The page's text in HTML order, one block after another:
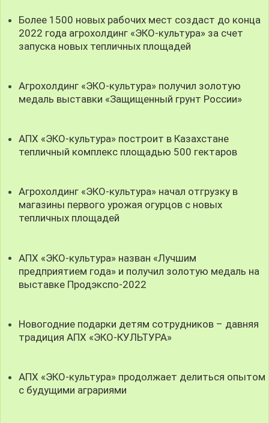
Более 1500 новых рабочих мест создаст до конца
2022 года агрохолдинг «ЭКО-культура» за счет
запуска новых тепличных площадей
Агрохолдинг «ЭКО-культура» получил золотую
медаль выставки «Защищенный грунт России»
АПХ «ЭКО-культура» построит в Казахстане
тепличный комплекс площадью 500 гектаров
Агрохолдинг «ЭКО-культура» начал отгрузку в
магазины первого урожая огурцов с новых
тепличных площадей
АПХ «ЭКО-культура» назван «Лучшим
предприятием года» и получил золотую медаль на
выставке Продэкспо-2022
Новогодние подарки детям сотрудников – давняя
традиция АПХ «ЭКО-КУЛЬТУРА»
АПХ «ЭКО-культура» продолжает делиться опытом
с будущими аграриями